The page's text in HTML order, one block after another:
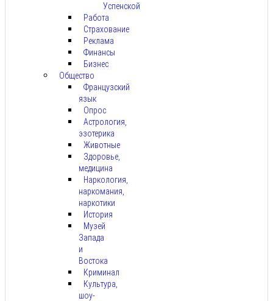
Успенской
Работа
Страхование
Реклама
Финансы
Бизнес
Общество
Французский
язык
Опрос
Астрология,
эзотерика
Животные
Здоровье,
медицина
Наркология,
наркомания,
наркотики
История
Музей
Запада
и
Востока
Криминал
Культура,
шоу-